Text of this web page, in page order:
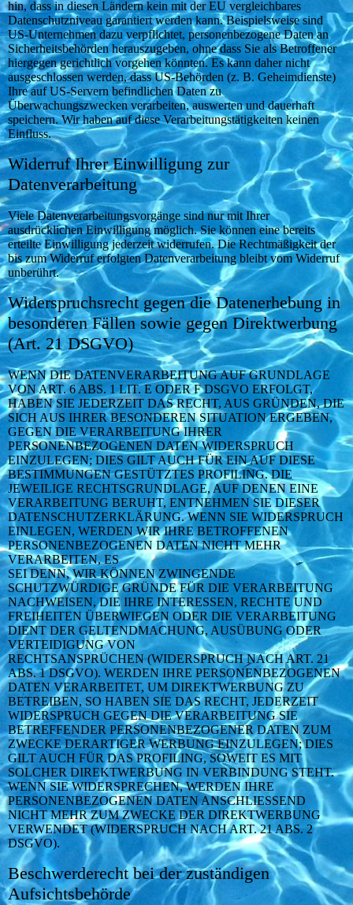
hin, dass in diesen Ländern kein mit der EU vergleichbares
Datenschutzniveau garantiert werden kann. Beispielsweise sind
US-Unternehmen dazu verpflichtet, personenbezogene Daten an
Sicherheitsbehörden herauszugeben, ohne dass Sie als Betroffener
hiergegen gerichtlich vorgehen könnten. Es kann daher nicht
ausgeschlossen werden, dass US-Behörden (z. B. Geheimdienste)
Ihre auf US-Servern befindlichen Daten zu
Überwachungszwecken verarbeiten, auswerten und dauerhaft
speichern. Wir haben auf diese Verarbeitungstätigkeiten keinen
Einfluss.
Widerruf Ihrer Einwilligung zur
Datenverarbeitung
Viele Datenverarbeitungsvorgänge sind nur mit Ihrer
ausdrücklichen Einwilligung möglich. Sie können eine bereits
erteilte Einwilligung jederzeit widerrufen. Die Rechtmäßigkeit der
bis zum Widerruf erfolgten Datenverarbeitung bleibt vom Widerruf
unberührt.
Widerspruchsrecht gegen die Datenerhebung in
besonderen Fällen sowie gegen Direktwerbung
(Art. 21 DSGVO)
WENN DIE DATENVERARBEITUNG AUF GRUNDLAGE
VON ART. 6 ABS. 1 LIT. E ODER F DSGVO ERFOLGT,
HABEN SIE JEDERZEIT DAS RECHT, AUS GRÜNDEN, DIE
SICH AUS IHRER BESONDEREN SITUATION ERGEBEN,
GEGEN DIE VERARBEITUNG IHRER
PERSONENBEZOGENEN DATEN WIDERSPRUCH
EINZULEGEN; DIES GILT AUCH FÜR EIN AUF DIESE
BESTIMMUNGEN GESTÜTZTES PROFILING. DIE
JEWEILIGE RECHTSGRUNDLAGE, AUF DENEN EINE
VERARBEITUNG BERUHT, ENTNEHMEN SIE DIESER
DATENSCHUTZERKLÄRUNG. WENN SIE WIDERSPRUCH
EINLEGEN, WERDEN WIR IHRE BETROFFENEN
PERSONENBEZOGENEN DATEN NICHT MEHR
VERARBEITEN, ES
SEI DENN, WIR KÖNNEN ZWINGENDE
SCHUTZWÜRDIGE GRÜNDE FÜR DIE VERARBEITUNG
NACHWEISEN, DIE IHRE INTERESSEN, RECHTE UND
FREIHEITEN ÜBERWIEGEN ODER DIE VERARBEITUNG
DIENT DER GELTENDMACHUNG, AUSÜBUNG ODER
VERTEIDIGUNG VON
RECHTSANSPRÜCHEN (WIDERSPRUCH NACH ART. 21
ABS. 1 DSGVO). WERDEN IHRE PERSONENBEZOGENEN
DATEN VERARBEITET, UM DIREKTWERBUNG ZU
BETREIBEN, SO HABEN SIE DAS RECHT, JEDERZEIT
WIDERSPRUCH GEGEN DIE VERARBEITUNG SIE
BETREFFENDER PERSONENBEZOGENER DATEN ZUM
ZWECKE DERARTIGER WERBUNG EINZULEGEN; DIES
GILT AUCH FÜR DAS PROFILING, SOWEIT ES MIT
SOLCHER DIREKTWERBUNG IN VERBINDUNG STEHT.
WENN SIE WIDERSPRECHEN, WERDEN IHRE
PERSONENBEZOGENEN DATEN ANSCHLIESSEND
NICHT MEHR ZUM ZWECKE DER DIREKTWERBUNG
VERWENDET (WIDERSPRUCH NACH ART. 21 ABS. 2
DSGVO).
Beschwerderecht bei der zuständigen
Aufsichtsbehörde